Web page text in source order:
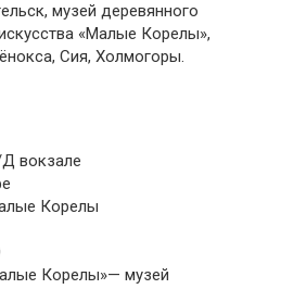
музей деревянного
«Малые Корелы»,
Сия, Холмогоры.
вокзале
Корелы
Корелы»— музей